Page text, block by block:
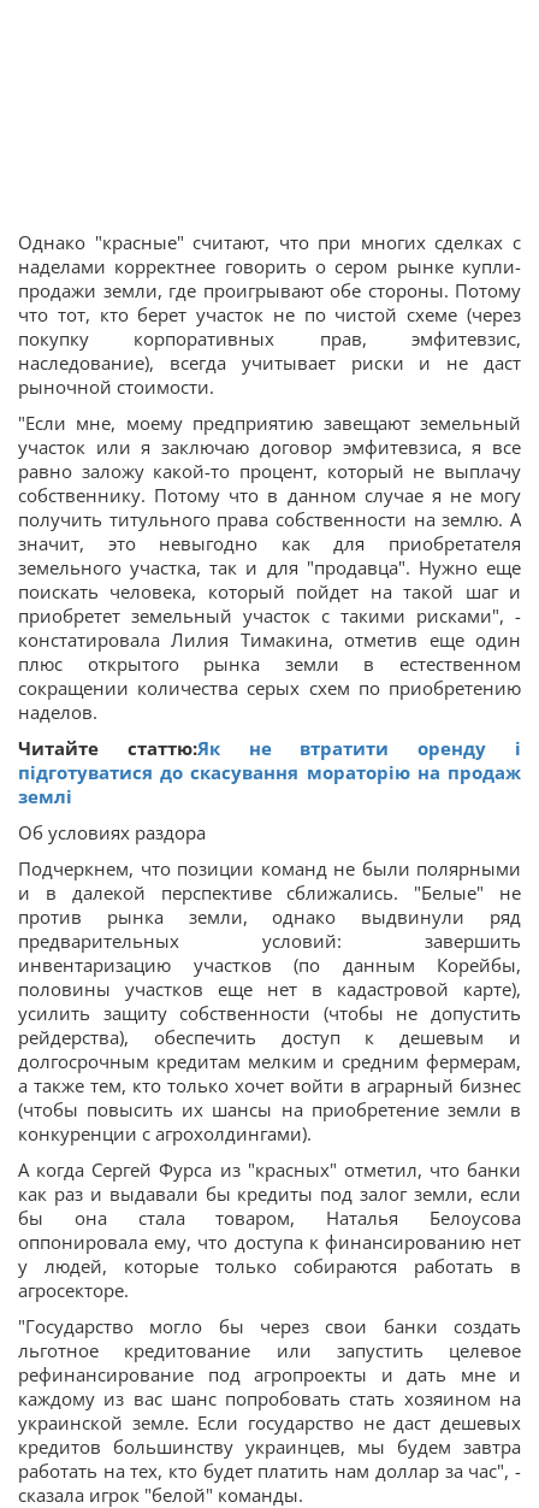
Однако "красные" считают, что при многих сделках с
наделами корректнее говорить о сером рынке купли-
продажи земли, где проигрывают обе стороны. Потому
что тот, кто берет участок не по чистой схеме (через
покупку корпоративных прав, эмфитевзис,
наследование), всегда учитывает риски и не даст
рыночной стоимости.
"Если мне, моему предприятию завещают земельный
участок или я заключаю договор эмфитевзиса, я все
равно заложу какой-то процент, который не выплачу
собственнику. Потому что в данном случае я не могу
получить титульного права собственности на землю. А
значит, это невыгодно как для приобретателя
земельного участка, так и для "продавца". Нужно еще
поискать человека, который пойдет на такой шаг и
приобретет земельный участок с такими рисками", -
констатировала Лилия Тимакина, отметив еще один
плюс открытого рынка земли в естественном
сокращении количества серых схем по приобретению
наделов.
Читайте статтю:Як не втратити оренду і
підготуватися до скасування мораторію на продаж
землі
Об условиях раздора
Подчеркнем, что позиции команд не были полярными
и в далекой перспективе сближались. "Белые" не
против рынка земли, однако выдвинули ряд
предварительных условий: завершить
инвентаризацию участков (по данным Корейбы,
половины участков еще нет в кадастровой карте),
усилить защиту собственности (чтобы не допустить
рейдерства), обеспечить доступ к дешевым и
долгосрочным кредитам мелким и средним фермерам,
а также тем, кто только хочет войти в аграрный бизнес
(чтобы повысить их шансы на приобретение земли в
конкуренции с агрохолдингами).
А когда Сергей Фурса из "красных" отметил, что банки
как раз и выдавали бы кредиты под залог земли, если
бы она стала товаром, Наталья Белоусова
оппонировала ему, что доступа к финансированию нет
у людей, которые только собираются работать в
агросекторе.
"Государство могло бы через свои банки создать
льготное кредитование или запустить целевое
рефинансирование под агропроекты и дать мне и
каждому из вас шанс попробовать стать хозяином на
украинской земле. Если государство не даст дешевых
кредитов большинству украинцев, мы будем завтра
работать на тех, кто будет платить нам доллар за час", -
сказала игрок "белой" команды.